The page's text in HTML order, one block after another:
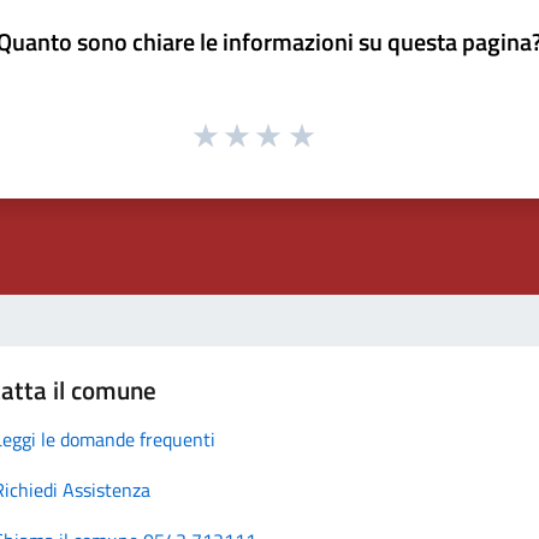
sono chiare le informazioni su questa
il comune
le domande frequenti
Assistenza